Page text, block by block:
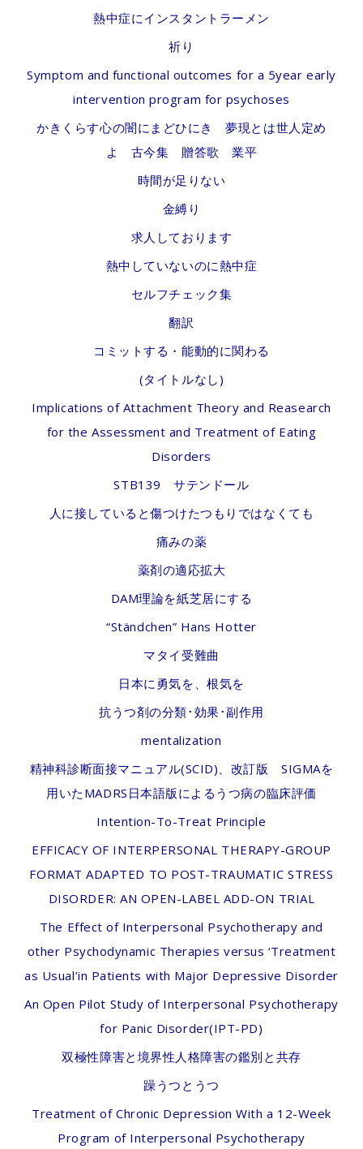
熱中症にインスタントラーメン
祈り
Symptom and functional outcomes for a 5year early
intervention program for psychoses
かきくらす心の闇にまどひにき 夢現とは世人定め
よ 古今集 贈答歌 業平
時間が足りない
金縛り
求人しております
熱中していないのに熱中症
セルフチェック集
翻訳
コミットする・能動的に関わる
(タイトルなし)
Implications of Attachment Theory and Reasearch
for the Assessment and Treatment of Eating
Disorders
STB139 サテンドール
人に接していると傷つけたつもりではなくても
痛みの薬
薬剤の適応拡大
DAM理論を紙芝居にする
“Ständchen” Hans Hotter
マタイ受難曲
日本に勇気を、根気を
抗うつ剤の分類･効果･副作用
mentalization
精神科診断面接マニュアル(SCID)、改訂版 SIGMAを
用いたMADRS日本語版によるうつ病の臨床評価
Intention-To-Treat Principle
EFFICACY OF INTERPERSONAL THERAPY-GROUP
FORMAT ADAPTED TO POST-TRAUMATIC STRESS
DISORDER: AN OPEN-LABEL ADD-ON TRIAL
The Effect of Interpersonal Psychotherapy and
other Psychodynamic Therapies versus ‘Treatment
as Usual’in Patients with Major Depressive Disorder
An Open Pilot Study of Interpersonal Psychotherapy
for Panic Disorder(IPT-PD)
双極性障害と境界性人格障害の鑑別と共存
躁うつとうつ
Treatment of Chronic Depression With a 12-Week
Program of Interpersonal Psychotherapy